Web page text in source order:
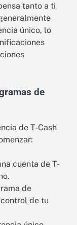
tanto a ti
único, lo
de
de T-Cash
cuenta de T-
de
de tu